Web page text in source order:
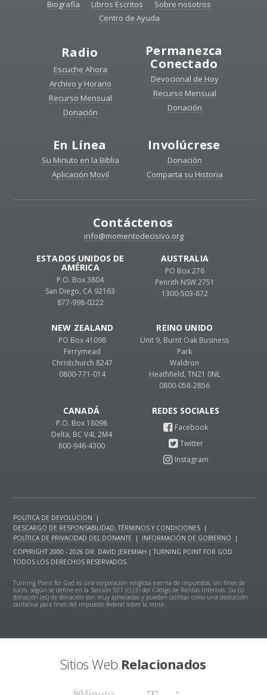
Biografía Libros Escritos
Sobre nosotros
Centro de Ayuda
Radio
Escuche Ahora
Archivo y Horario
Recurso Mensual
Donación
Permanezca
Conectado
Devocional de Hoy
Recurso Mensual
Donación
En Línea
Su Minuto en la Biblia
Aplicación Movil
Involúcrese
Donación
Comparta su Historia
Contáctenos
info@momentodecisivo.org
ESTADOS UNIDOS DE
AMÉRICA
P.O. Box 3804
San Diego, CA 92163
877-998-0222
CANADÁ
P.O. Box 18098
Delta, BC V4L 2M4
800-946-4300
REINO UNIDO
Unit 9, Burnt Oak Business
Park
Waldron
Heathfield, TN21 0NL
0800-058-2856
AUSTRALIA
PO Box 276
Penrith NSW 2751
1300-503-872
NEW ZEALAND
PO Box 41098
Ferrymead
Christchurch 8247
0800-771-014
POLITICA DE DEVOLUCION
|
DESCARGO DE RESPONSABILIDAD, TÉRMINOS Y CONDICIONES |
POLÍTICA DE PRIVACIDAD DEL DONANTE
| INFORMACIÓN DE GOBIERNO
|
COPYRIGHT 2000 - 2026 DR. DAVID JEREMIAH | TURNING POINT FOR GOD.
TODOS LOS DERECHOS RESERVADOS.
Turning Point for God es una corporación religiosa exenta de impuestos, sin fines de
lucro, según se define en la Sección 501 (c) (3) del Código de Rentas Internas. Su (s)
donación (es) de donación son muy apreciadas y pueden calificar como una deducción
caritativa para fines del impuesto federal sobre la renta.
Sitios Web Relacionados